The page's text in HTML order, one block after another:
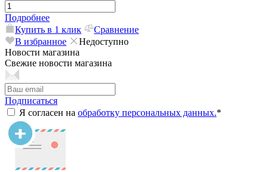
Подробнее
Купить в 1 клик
Сравнение
В избранное
Недоступно
Новости магазина
Свежие новости магазина
Подписаться
Я согласен на обработку персональных данных.*